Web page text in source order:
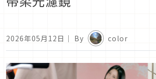
2026年05月12日 ｜ By color